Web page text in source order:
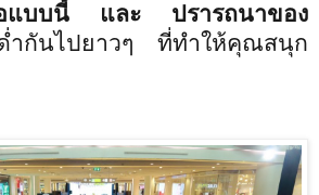
แบบนี้ และ ปรารถนาของ
นไปยาวๆ ที่ทำให้คุณสนุก